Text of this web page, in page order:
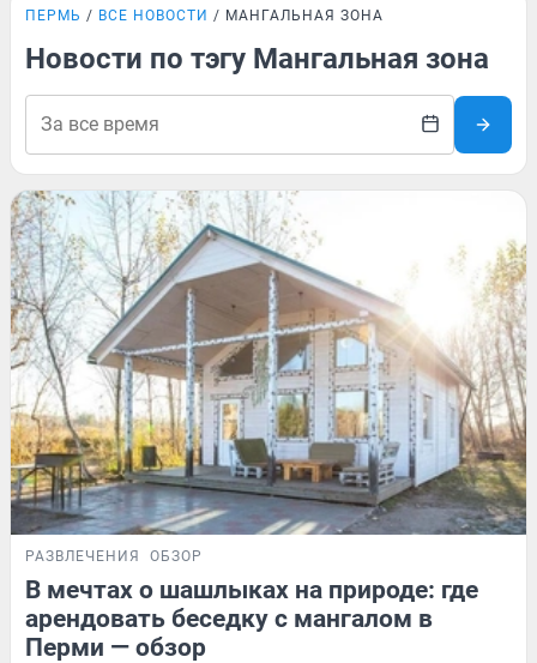
ПЕРМЬ ВСЕ НОВОСТИ МАНГАЛЬНАЯ ЗОНА
Новости по тэгу Мангальная зона
РАЗВЛЕЧЕНИЯ ОБЗОР
В мечтах о шашлыках на природе: где
арендовать беседку с мангалом в
Перми — обзор